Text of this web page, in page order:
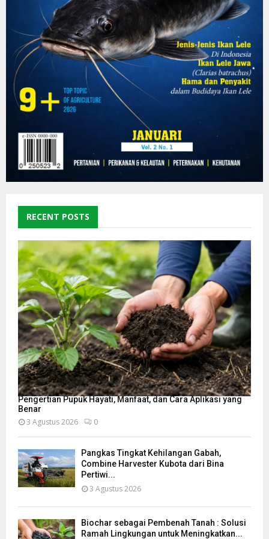
RECENT POSTS
Pengertian Pupuk Hayati, Manfaat, dan Cara Aplikasi yang
Benar
3 Agustus 2026 0
Pangkas Tingkat Kehilangan Gabah,
Combine Harvester Kubota dari Bina
Pertiwi...
3 Agustus 2026
Biochar sebagai Pembenah Tanah : Solusi
Ramah Lingkungan untuk Meningkatkan...